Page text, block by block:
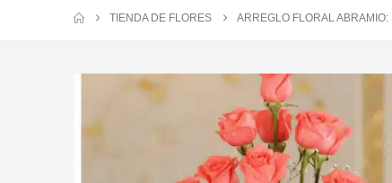
TIENDA DE FLORES ARREGLO FLORAL